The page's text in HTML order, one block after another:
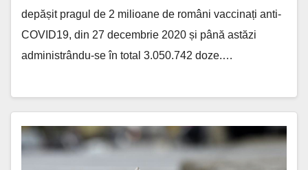
depășit pragul de 2 milioane de români vaccinați anti-
COVID19, din 27 decembrie 2020 și până astăzi
administrându-se în total 3.050.742 doze.…